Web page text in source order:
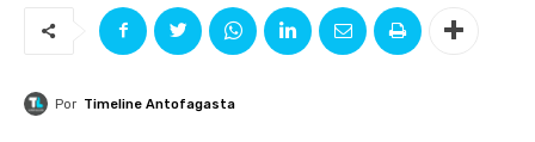
Por Timeline Antofagasta